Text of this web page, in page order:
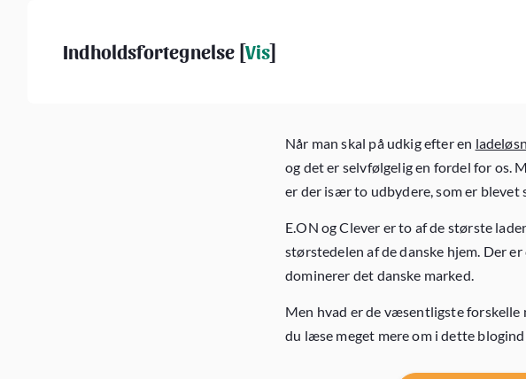
Indholdsfortegnelse [Vis]
Når man skal på udkig efter en
og det er selvfølgelig en fordel for os.
er der især to udbydere, som er
E.ON og Clever er to af de største
størstedelen af de danske hjem. Der
dominerer det danske marked.
Men hvad er de væsentligste forskelle
du læse meget mere om i dette